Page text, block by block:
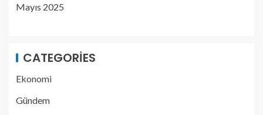
Mayıs 2025
CATEGORIES
Ekonomi
Gündem